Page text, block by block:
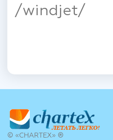
/windjet/
© «CHARTEX» ®